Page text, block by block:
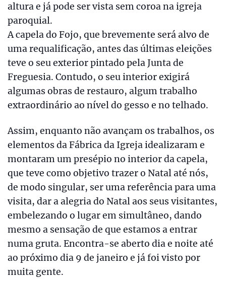
altura e já pode ser vista sem coroa na igreja
paroquial.
A capela do Fojo, que brevemente será alvo de
uma requalificação, antes das últimas eleições
teve o seu exterior pintado pela Junta de
Freguesia. Contudo, o seu interior exigirá
algumas obras de restauro, algum trabalho
extraordinário ao nível do gesso e no telhado.
Assim, enquanto não avançam os trabalhos, os
elementos da Fábrica da Igreja idealizaram e
montaram um presépio no interior da capela,
que teve como objetivo trazer o Natal até nós,
de modo singular, ser uma referência para uma
visita, dar a alegria do Natal aos seus visitantes,
embelezando o lugar em simultâneo, dando
mesmo a sensação de que estamos a entrar
numa gruta. Encontra-se aberto dia e noite até
ao próximo dia 9 de janeiro e já foi visto por
muita gente.